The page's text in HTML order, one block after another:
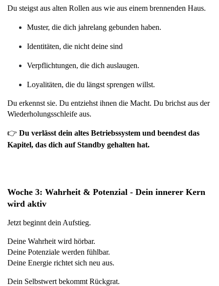
Du steigst aus alten Rollen aus wie aus einem brennenden Haus.
Muster, die dich jahrelang gebunden haben.
Identitäten, die nicht deine sind
Verpflichtungen, die dich auslaugen.
Loyalitäten, die du längst sprengen willst.
Du erkennst sie. Du entziehst ihnen die Macht. Du brichst aus der
Wiederholungsschleife aus.
👉 Du verlässt dein altes Betriebssystem und beendest das
Kapitel, das dich auf Standby gehalten hat.
Woche 3: Wahrheit & Potenzial - Dein innerer Kern
wird aktiv
Jetzt beginnt dein Aufstieg.
Deine Wahrheit wird hörbar.
Deine Potenziale werden fühlbar.
Deine Energie richtet sich neu aus.
Dein Selbstwert bekommt Rückgrat.